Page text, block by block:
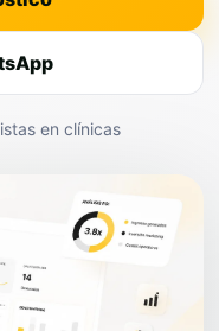
en clínicas